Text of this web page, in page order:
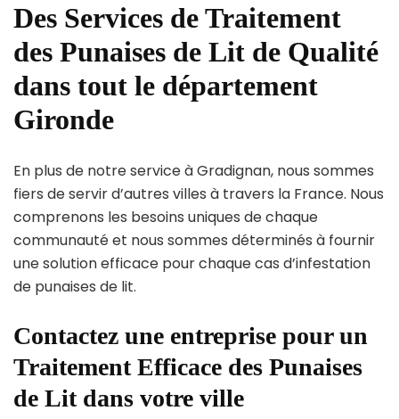
Des Services de Traitement
des Punaises de Lit de Qualité
dans tout le département
Gironde
En plus de notre service à Gradignan, nous sommes
fiers de servir d’autres villes à travers la France. Nous
comprenons les besoins uniques de chaque
communauté et nous sommes déterminés à fournir
une solution efficace pour chaque cas d’infestation
de punaises de lit.
Contactez une entreprise pour un
Traitement Efficace des Punaises
de Lit dans votre ville